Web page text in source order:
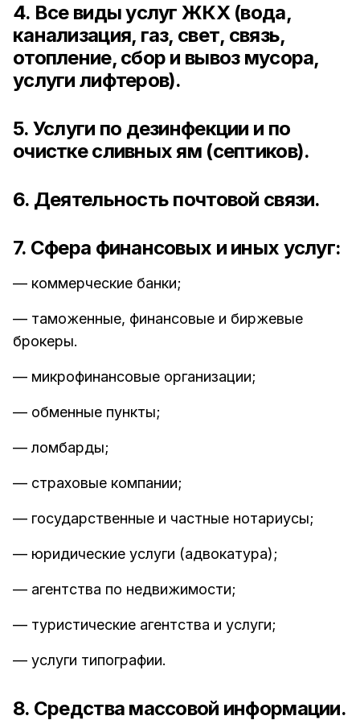
4. Все виды услуг ЖКХ (вода,
канализация, газ, свет, связь,
отопление, сбор и вывоз мусора,
услуги лифтеров).
5. Услуги по дезинфекции и по
очистке сливных ям (септиков).
6. Деятельность почтовой связи.
7. Сфера финансовых и иных услуг:
— коммерческие банки;
— таможенные, финансовые и биржевые
брокеры.
— микрофинансовые организации;
— обменные пункты;
— ломбарды;
— страховые компании;
— государственные и частные нотариусы;
— юридические услуги (адвокатура);
— агентства по недвижимости;
— туристические агентства и услуги;
— услуги типографии.
8. Средства массовой информации.